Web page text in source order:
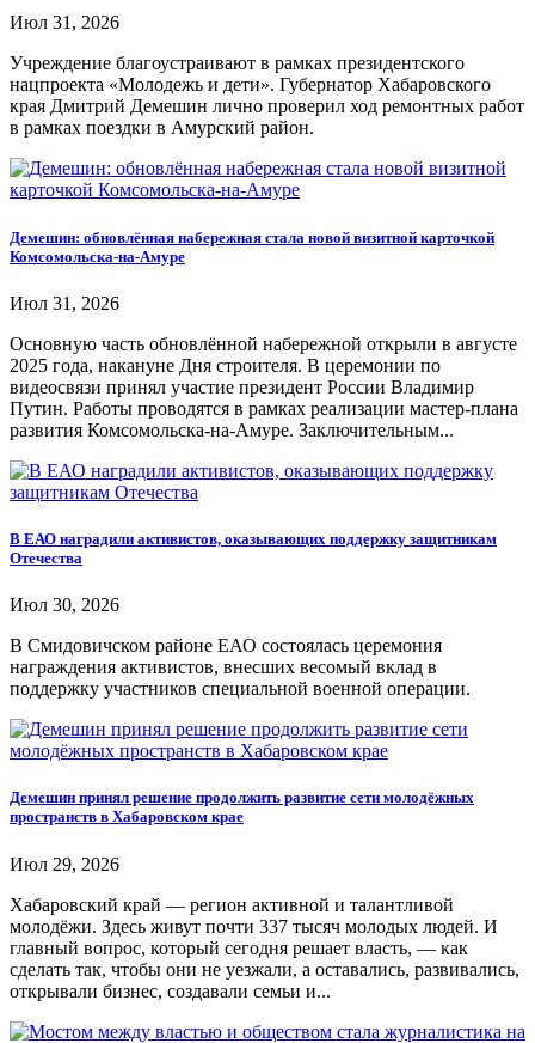
Июл 31, 2026
Учреждение благоустраивают в рамках президентского
нацпроекта «Молодежь и дети». Губернатор Хабаровского
края Дмитрий Демешин лично проверил ход ремонтных работ
в рамках поездки в Амурский район.
Демешин: обновлённая набережная стала новой визитной карточкой
Комсомольска-на-Амуре
Июл 31, 2026
Основную часть обновлённой набережной открыли в августе
2025 года, накануне Дня строителя. В церемонии по
видеосвязи принял участие президент России Владимир
Путин. Работы проводятся в рамках реализации мастер-плана
развития Комсомольска-на-Амуре. Заключительным...
В ЕАО наградили активистов, оказывающих поддержку защитникам
Отечества
Июл 30, 2026
В Смидовичском районе ЕАО состоялась церемония
награждения активистов, внесших весомый вклад в
поддержку участников специальной военной операции.
Демешин принял решение продолжить развитие сети молодёжных
пространств в Хабаровском крае
Июл 29, 2026
Хабаровский край — регион активной и талантливой
молодёжи. Здесь живут почти 337 тысяч молодых людей. И
главный вопрос, который сегодня решает власть, — как
сделать так, чтобы они не уезжали, а оставались, развивались,
открывали бизнес, создавали семьи и...